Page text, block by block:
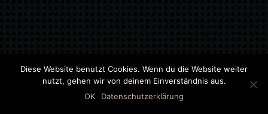
©2018 MWB – MOTORWAGEN BERNAU GMBH
Diese Website benutzt Cookies. Wenn du die Website weiter
nutzt, gehen wir von deinem Einverständnis aus.
OK
Datenschutzerklärung